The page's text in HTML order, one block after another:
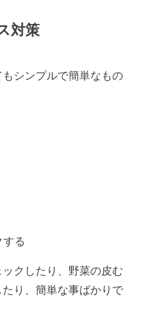
対策
シンプルで簡単なもの
する
クしたり、野菜の皮む
り、簡単な事ばかりで